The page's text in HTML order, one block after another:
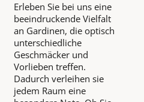
Erleben Sie bei uns eine
beeindruckende Vielfalt
an Gardinen, die optisch
unterschiedliche
Geschmäcker und
Vorlieben treffen.
Dadurch verleihen sie
jedem Raum eine